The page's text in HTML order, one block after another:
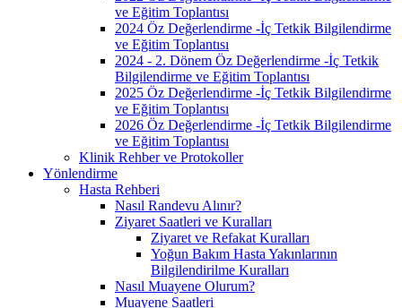
ve Eğitim Toplantısı
2024 Öz Değerlendirme -İç Tetkik Bilgilendirme
ve Eğitim Toplantısı
2024 - 2. Dönem Öz Değerlendirme -İç Tetkik
Bilgilendirme ve Eğitim Toplantısı
2025 Öz Değerlendirme -İç Tetkik Bilgilendirme
ve Eğitim Toplantısı
2026 Öz Değerlendirme -İç Tetkik Bilgilendirme
ve Eğitim Toplantısı
Klinik Rehber ve Protokoller
Yönlendirme
Hasta Rehberi
Nasıl Randevu Alınır?
Ziyaret Saatleri ve Kuralları
Ziyaret ve Refakat Kuralları
Yoğun Bakım Hasta Yakınlarının
Bilgilendirilme Kuralları
Nasıl Muayene Olurum?
Muayene Saatleri